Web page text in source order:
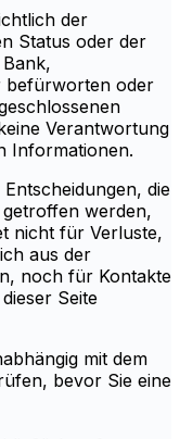
der
Status oder der
befürworten oder
Verantwortung
Informationen.
die
werden,
nicht für Verluste,
aus der
noch für Kontakte
Seite
mit dem
bevor Sie eine